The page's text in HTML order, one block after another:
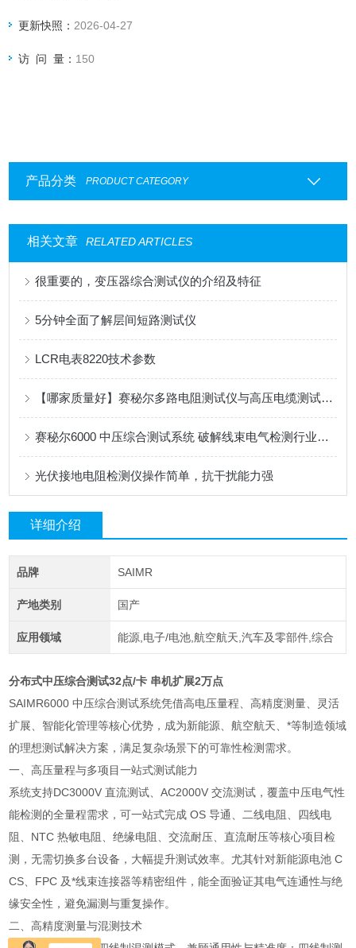
更新快照： 2026-04-27
访 问 量： 150
产品分类 PRODUCT CATEGORY
相关文章 RELATED ARTICLES
很重要的，变压器综合测试仪的介绍及特征
5分钟全面了解层间短路测试仪
LCR电表8220技术参数
【哪家质量好】赛秘尔多路电阻测试仪与高压电缆测试仪深度解析
赛秘尔6000 中压综合测试系统 破解线束电气检测行业痛点
光伏接地电阻检测仪操作简单，抗干扰能力强
详细介绍
品牌 SAIMR
产地类别 国产
应用领域 能源,电子/电池,航空航天,汽车及零部件,综合
分布式中压综合测试32点/卡 串机扩展2万点
SAIMR6000 中压综合测试系统凭借高电压量程、高精度测量、灵活
扩展、智能化管理等核心优势，成为新能源、航空航天、*等制造领域
的理想测试解决方案，满足复杂场景下的可靠性检测需求。
一、高压量程与多项目一站式测试能力
系统支持DC3000V 直流测试、AC2000V 交流测试，覆盖中压电气性
能检测的全量程需求，可一站式完成 OS 导通、二线电阻、四线电
阻、NTC 热敏电阻、绝缘电阻、交流耐压、直流耐压等核心项目检
测，无需切换多台设备，大幅提升测试效率。尤其针对新能源电池 C
CS、FPC 及*线束连接器等精密组件，能全面验证其电气连通性与绝
缘安全性，避免漏测与重复操作。
二、高精度测量与混测技术